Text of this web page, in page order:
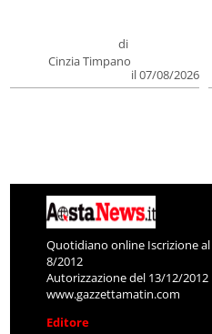
di
Cinzia Timpano
il 07/08/2026
Quotidiano online Iscrizione
8/2012
Autorizzazione del 13/12/2012
www.gazzettamatin.com
Editore